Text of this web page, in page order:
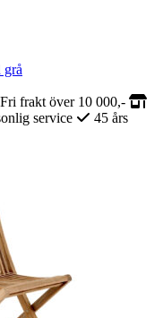
Fri frakt över 10 000,-
service
45 års